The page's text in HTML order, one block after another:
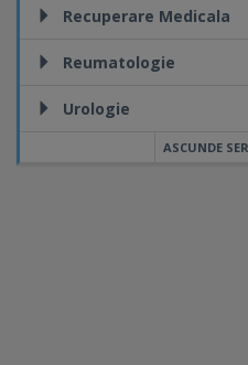
Recuperare Medicala
Reumatologie
Urologie
ASCUNDE